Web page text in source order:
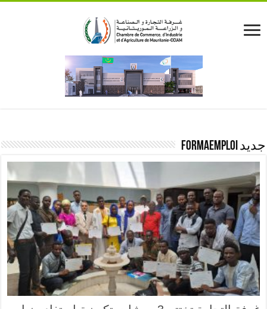
جديد FORMAEMPLOI